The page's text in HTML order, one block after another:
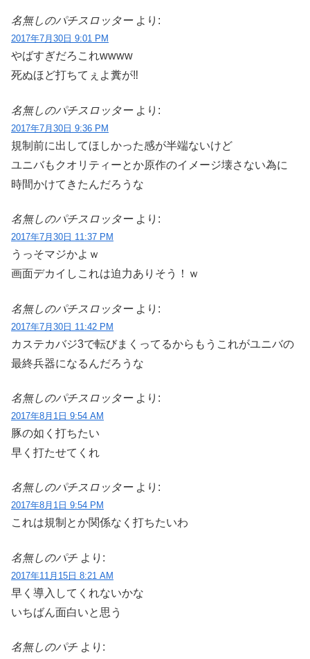
名無しのパチスロッター より:
2017年7月30日 9:01 PM
やばすぎだろこれwwww
死ぬほど打ちてぇよ糞が‼
名無しのパチスロッター より:
2017年7月30日 9:36 PM
規制前に出してほしかった感が半端ないけど
ユニバもクオリティーとか原作のイメージ壊さない為に
時間かけてきたんだろうな
名無しのパチスロッター より:
2017年7月30日 11:37 PM
うっそマジかよｗ
画面デカイしこれは迫力ありそう！ｗ
名無しのパチスロッター より:
2017年7月30日 11:42 PM
カステカバジ3で転びまくってるからもうこれがユニバの
最終兵器になるんだろうな
名無しのパチスロッター より:
2017年8月1日 9:54 AM
豚の如く打ちたい
早く打たせてくれ
名無しのパチスロッター より:
2017年8月1日 9:54 PM
これは規制とか関係なく打ちたいわ
名無しのパチ より:
2017年11月15日 8:21 AM
早く導入してくれないかな
いちばん面白いと思う
名無しのパチ より: